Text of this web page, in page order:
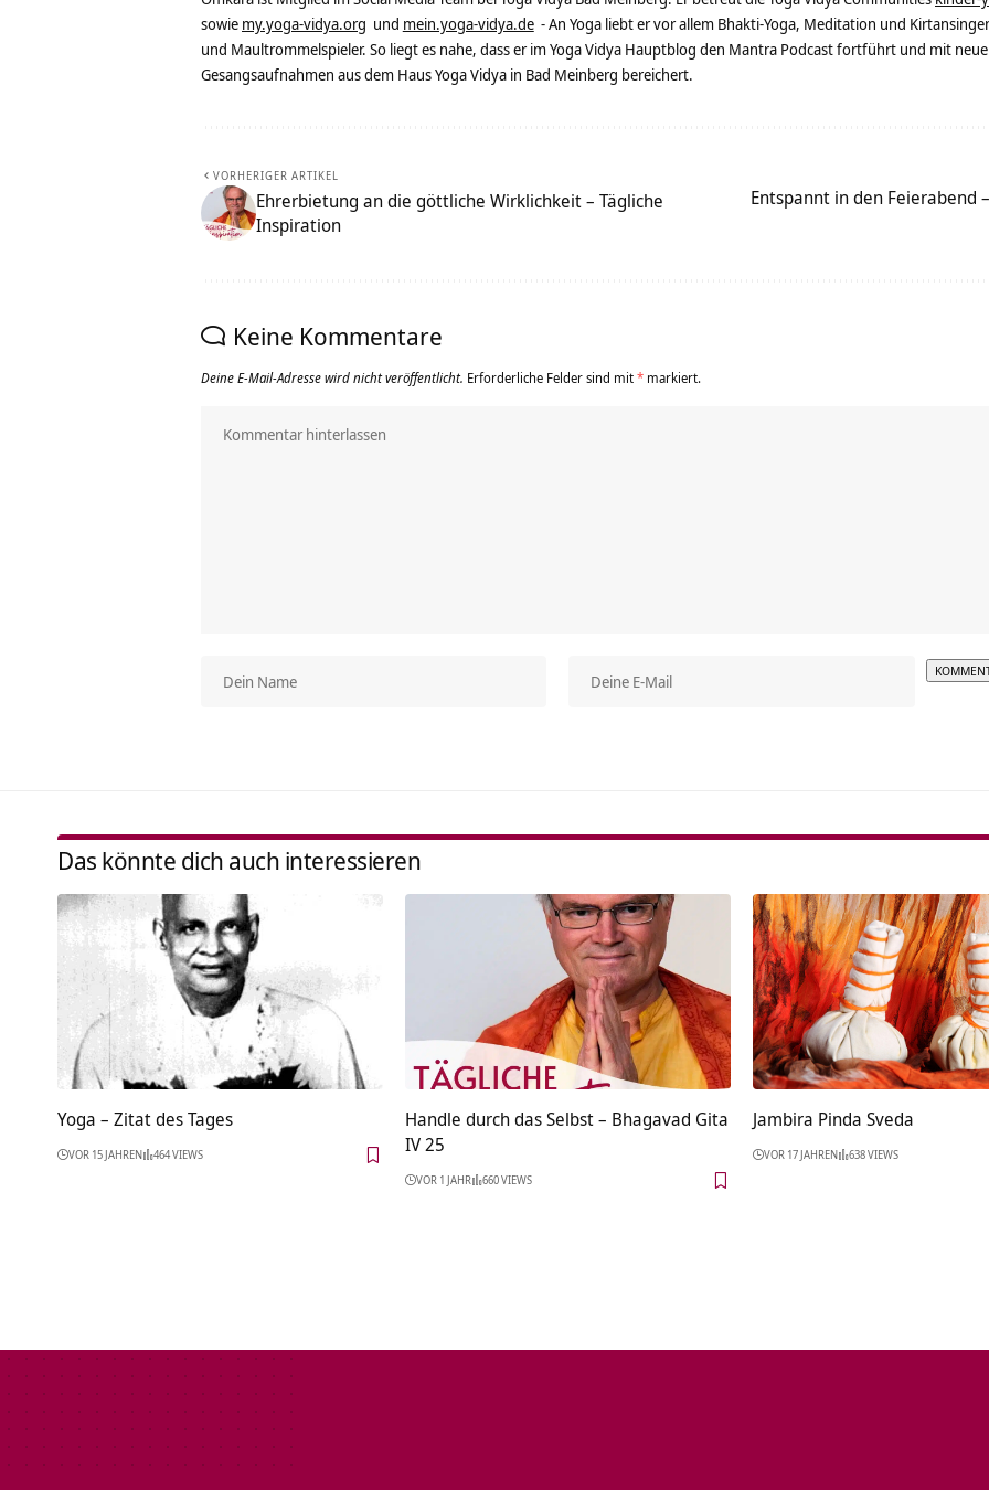
sowie my.yoga-vidya.org und mein.yoga-vidya.de - An Yoga liebt er vor allem Bhakti-Yoga, Meditation und
und Maultrommelspieler. So liegt es nahe, dass er im Yoga Vidya Hauptblog den Mantra Podcast fortführt und mit
Gesangsaufnahmen aus dem Haus Yoga Vidya in Bad Meinberg bereichert.
VORHERIGER ARTIKEL
Ehrerbietung an die göttliche Wirklichkeit – Tägliche
Inspiration
Entspannt in den Feierabend
Keine Kommentare
Deine E-Mail-Adresse wird nicht veröffentlicht. Erforderliche Felder sind mit* markiert.
Das könnte dich auch interessieren
Yoga – Zitat des Tages
VOR 15 JAHREN 464 VIEWS
Handle durch das Selbst – Bhagavad Gita
IV 25
VOR 1 JAHR 660 VIEWS
Jambira Pinda Sveda
VOR 17 JAHREN 638 VIEWS